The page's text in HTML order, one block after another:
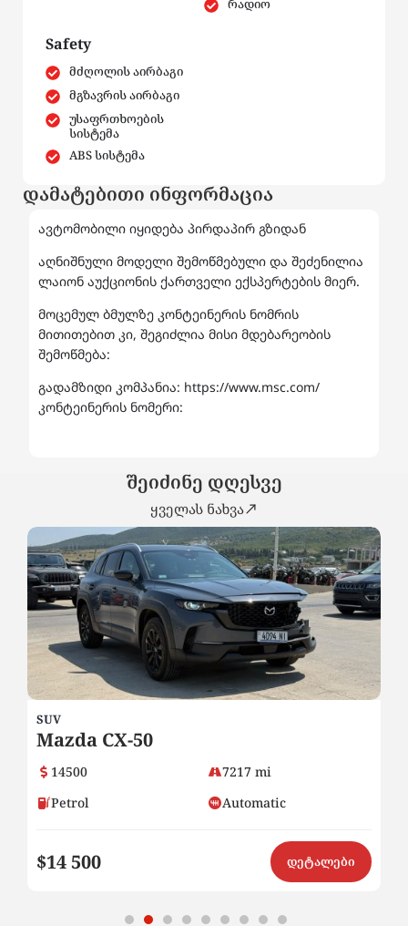
რადიო
Safety
მძღოლის აირბაგი
მგზავრის აირბაგი
უსაფრთხოების
სისტემა
ABS სისტემა
დამატებითი ინფორმაცია
ავტომობილი იყიდება პირდაპირ გზიდან
აღნიშნული მოდელი შემოწმებული და შეძენილია
ლაიონ აუქციონის ქართველი ექსპერტების მიერ.
მოცემულ ბმულზე კონტეინერის ნომრის
მითითებით კი, შეგიძლია მისი მდებარეობის
შემოწმება:
გადამზიდი კომპანია: https://www.msc.com/
კონტეინერის ნომერი:
შეიძინე დღესვე
ყველას ნახვა
SUV
Mazda CX-50
14500
7217 mi
Petrol
Automatic
$14 500 დეტალები